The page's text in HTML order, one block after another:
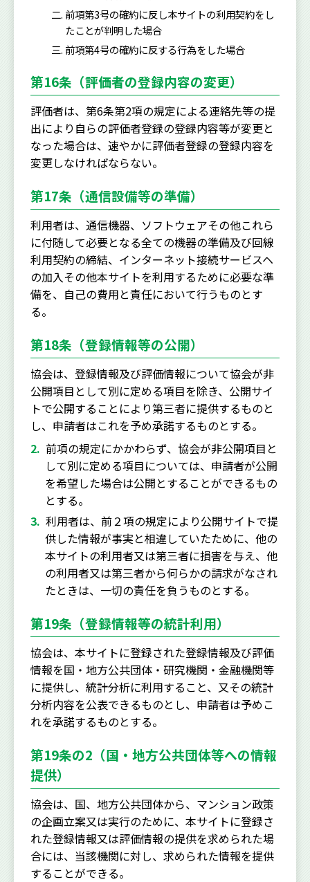
前項第3号の確約に反し本サイトの利用契約をし
たことが判明した場合
前項第4号の確約に反する行為をした場合
第16条（評価者の登録内容の変更）
評価者は、第6条第2項の規定による連絡先等の提
出により自らの評価者登録の登録内容等が変更と
なった場合は、速やかに評価者登録の登録内容を
変更しなければならない。
第17条（通信設備等の準備）
利用者は、通信機器、ソフトウェアその他これら
に付随して必要となる全ての機器の準備及び回線
利用契約の締結、インターネット接続サービスヘ
の加入その他本サイトを利用するために必要な準
備を、自己の費用と責任において行うものとす
る。
第18条（登録情報等の公開）
協会は、登録情報及び評価情報について協会が非
公開項目として別に定める項目を除き、公開サイ
トで公開することにより第三者に提供するものと
し、申請者はこれを予め承諾するものとする。
前項の規定にかかわらず、協会が非公開項目と
して別に定める項目については、申請者が公開
を希望した場合は公開とすることができるもの
とする。
利用者は、前２項の規定により公開サイトで提
供した情報が事実と相違していたために、他の
本サイトの利用者又は第三者に損害を与え、他
の利用者又は第三者から何らかの請求がなされ
たときは、一切の責任を負うものとする。
第19条（登録情報等の統計利用）
協会は、本サイトに登録された登録情報及び評価
情報を国・地方公共団体・研究機関・金融機関等
に提供し、統計分析に利用すること、又その統計
分析内容を公表できるものとし、申請者は予めこ
れを承諾するものとする。
第19条の2（国・地方公共団体等への情報
提供）
協会は、国、地方公共団体から、マンション政策
の企画立案又は実行のために、本サイトに登録さ
れた登録情報又は評価情報の提供を求められた場
合には、当該機関に対し、求められた情報を提供
することができる。